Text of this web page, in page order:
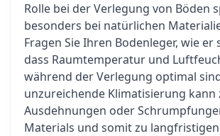
Rolle bei der Verlegung von Böden
besonders bei natürlichen
Fragen Sie Ihren Bodenleger, wie er
dass Raumtemperatur und
während der Verlegung optimal
unzureichende Klimatisierung kann
Ausdehnungen oder
Materials und somit zu langfristigen